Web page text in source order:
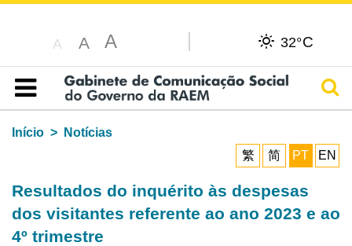
A A A 32°C
Índice
Início
Notícias
繁
简 PT EN
Resultados do inquérito às despesas
dos visitantes referente ao ano 2023 e ao
4º trimestre